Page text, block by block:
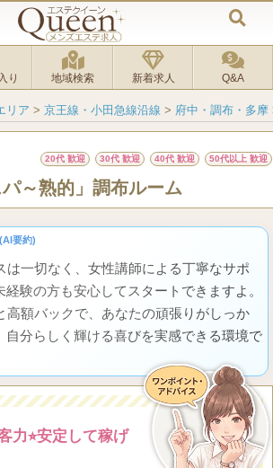
り 地域検索 新着求人 Q&A
リア > 京王線・小田急線沿線 > 府中・調布・多摩
20代 歓迎 30代 歓迎 40代 歓迎 50代以上 歓迎
～熟的」調布ルーム
(AI要約)
は一切なく、女性講師による丁寧なサポ
験の方も安心してスタートできますよ。
高額バックで、あなたの頑張りがしっか
自分らしく輝ける喜びを実感できる環境で
力⭐安定して稼げ